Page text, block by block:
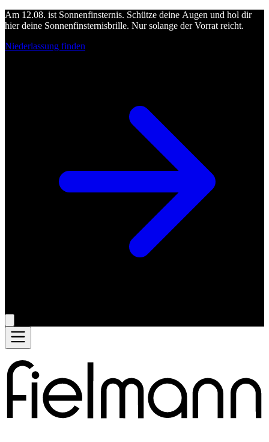
Am 12.08. ist Sonnenfinsternis. Schütze deine Augen und hol dir
hier deine Sonnenfinsternisbrille. Nur solange der Vorrat reicht.
Niederlassung finden